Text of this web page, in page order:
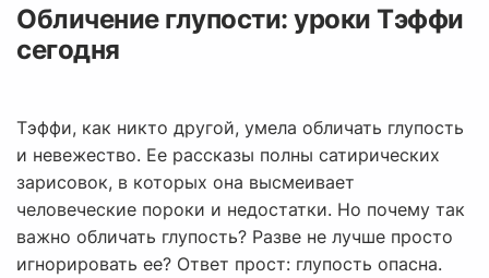
Обличение глупости: уроки Тэффи
сегодня
Тэффи, как никто другой, умела обличать глупость
и невежество. Ее рассказы полны сатирических
зарисовок, в которых она высмеивает
человеческие пороки и недостатки. Но почему так
важно обличать глупость? Разве не лучше просто
игнорировать ее? Ответ прост: глупость опасна.